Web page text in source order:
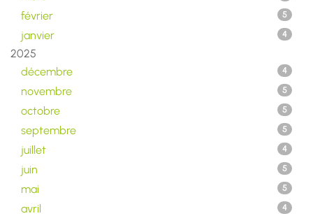
février 5
janvier 4
2025
décembre
4
novembre 5
octobre 5
septembre 5
juillet 4
juin 5
mai 5
avril 4